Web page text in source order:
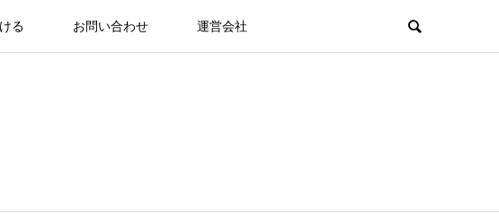
る お問い合わせ 運営会社